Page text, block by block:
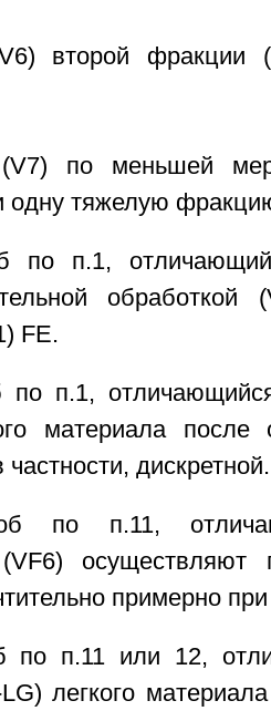
второй фракции
(V7) по меньшей
одну тяжелую
по п.1,
обработкой
FE.
по п.1,
материала после
дискретной.
по п.11,
примерно
по п.11 или 12,
легкого